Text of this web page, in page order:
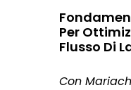
Per
Flusso Di
Con